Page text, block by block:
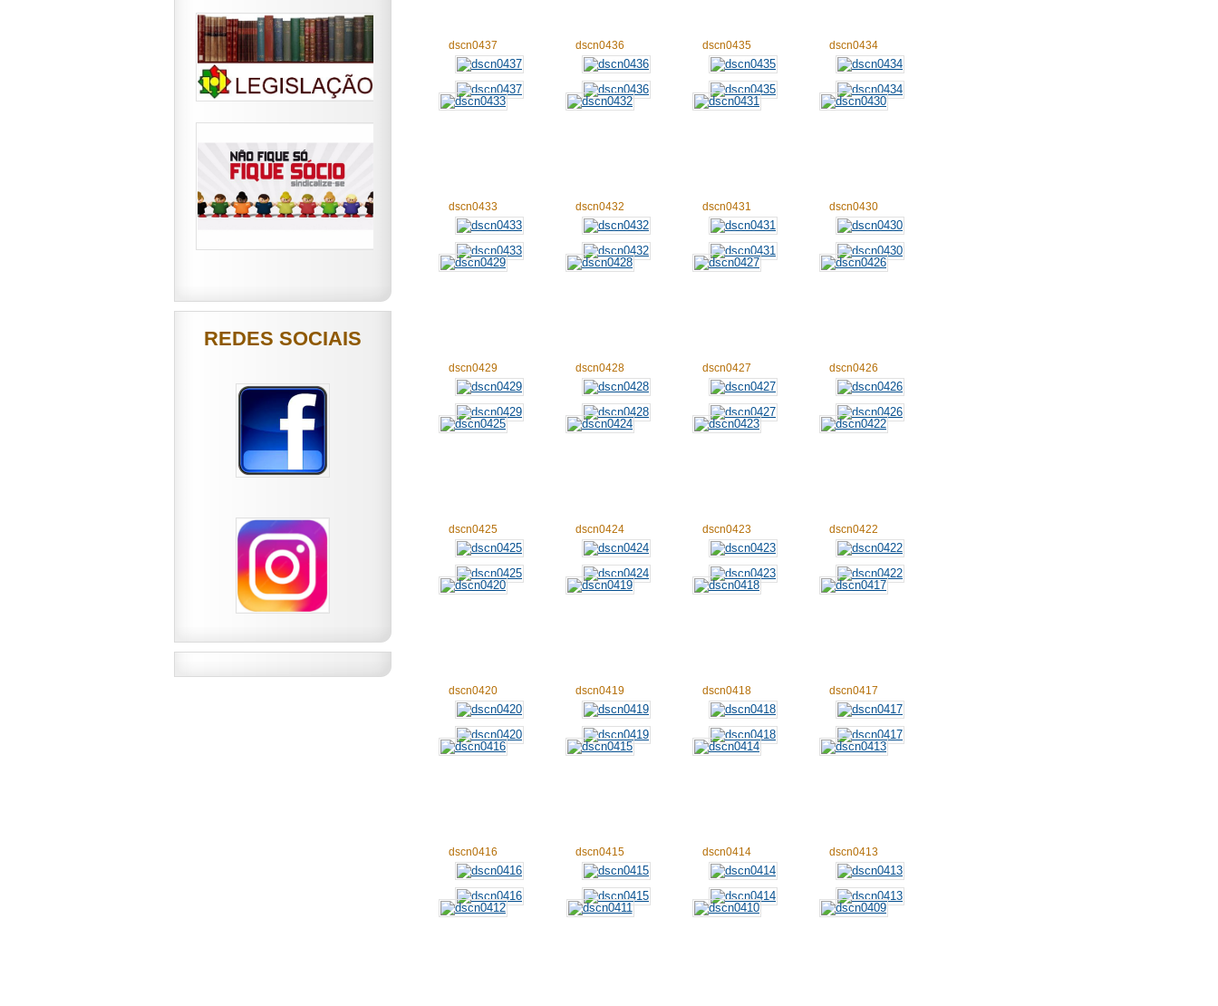
dscn0437 dscn0436 dscn0435 dscn0434
dscn0433 dscn0432 dscn0431 dscn0430
dscn0429 dscn0428 dscn0427 dscn0426
dscn0425 dscn0424 dscn0423 dscn0422
dscn0420 dscn0419 dscn0418 dscn0417
dscn0416 dscn0415 dscn0414 dscn0413
REDES SOCIAIS